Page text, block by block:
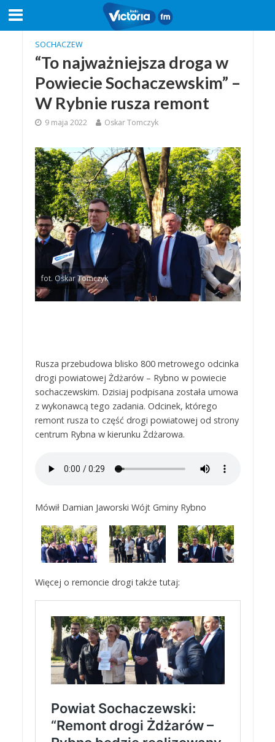
SOCHACZEW
“To najważniejsza droga w
Powiecie Sochaczewskim” –
W Rybnie rusza remont
9 maja 2022 Oskar Tomczyk
fot. Oskar Tomczyk
Rusza przebudowa blisko 800 metrowego odcinka
drogi powiatowej Żdżarów – Rybno w powiecie
sochaczewskim. Dzisiaj podpisana została umowa
z wykonawcą tego zadania. Odcinek, którego
remont rusza to część drogi powiatowej od strony
centrum Rybna w kierunku Żdżarowa.
Mówił Damian Jaworski Wójt Gminy Rybno
Więcej o remoncie drogi także tutaj: